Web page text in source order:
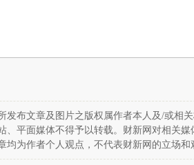
发布文章及图片之版权属作者本人及/或相
、平面媒体不得予以转载。财新网对相关
均为作者个人观点，不代表财新网的立场和